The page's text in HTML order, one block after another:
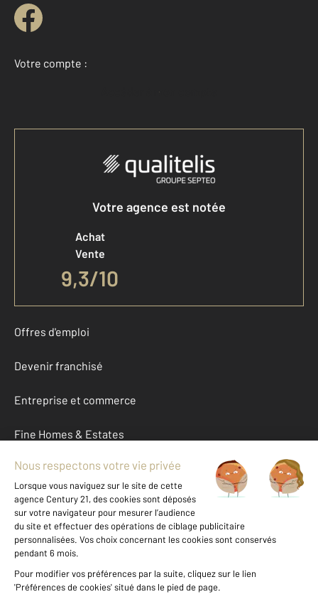
Votre compte :
Accéder à mon compte
Votre agence est notée
Achat
Vente
9,3/10
Offres d'emploi
Devenir franchisé
Entreprise et commerce
Fine Homes & Estates
À propos
International
Nous contacter